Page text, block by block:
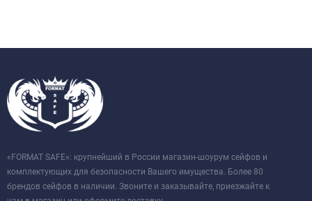
«FORMAT SAFE»: крупнейший в России магазин-шоурум сейфов и
комплектующих для безопасности Вашего имущества. Более 80
брендов сейфов в наличии. Звоните и заказывайте, приезжайте к